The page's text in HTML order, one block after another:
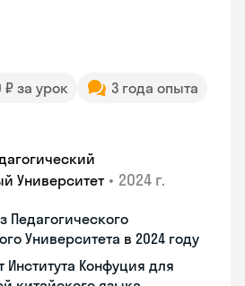
₽ за урок
3 года опыта
Университет • 2024 г.
Педагогического
Университета в 2024 году
Института Конфуция для